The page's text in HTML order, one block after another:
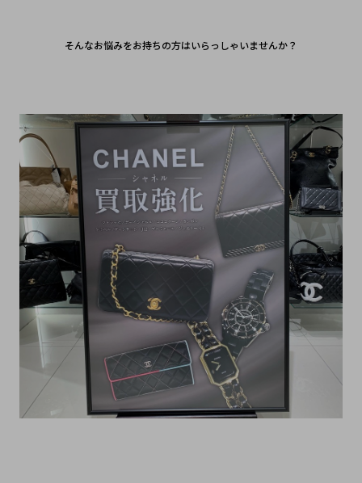
そんなお悩みをお持ちの方はいらっしゃいませんか？